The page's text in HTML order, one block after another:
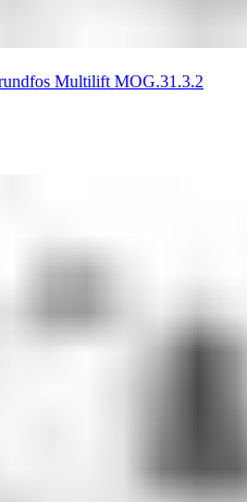
Multilift MOG.31.3.2